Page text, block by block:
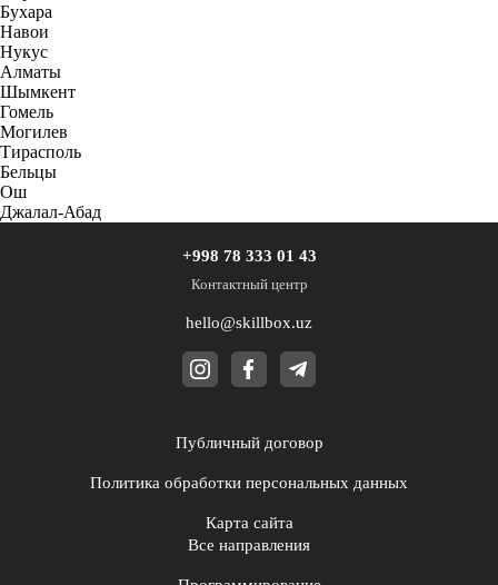
Бухара
Навои
Нукус
Алматы
Шымкент
Гомель
Могилев
Тирасполь
Бельцы
Ош
Джалал-Абад
+998 78 333 01 43
Контактный центр
hello@skillbox.uz
Публичный договор
Политика обработки персональных данных
Карта сайта
Все направления